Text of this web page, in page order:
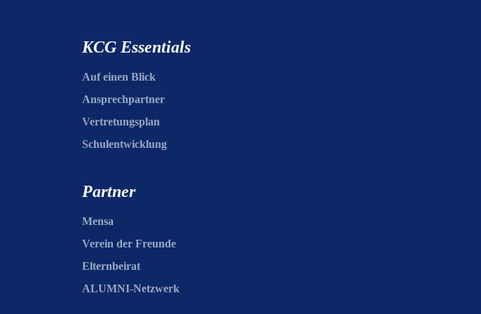
KCG Essentials
Auf einen Blick
Ansprechpartner
Vertretungsplan
Schulentwicklung
Partner
Mensa
Verein der Freunde
Elternbeirat
ALUMNI-Netzwerk